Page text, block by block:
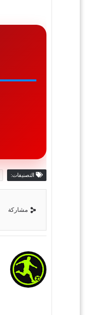
التصنيفات:
مشاركة